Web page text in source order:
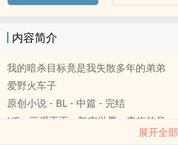
内容简介
我的暗杀目标竟是我失散多年的弟弟
爱野火车子
原创小说 - BL - 中篇 - 完结
HE - 三观不正 - 架空世界 - 青梅竹马
展开全部